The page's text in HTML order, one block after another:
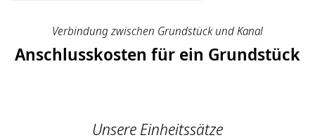
Verbindung zwischen Grundstück und Kanal
Anschlusskosten für ein Grundstück
Unsere Einheitssätze